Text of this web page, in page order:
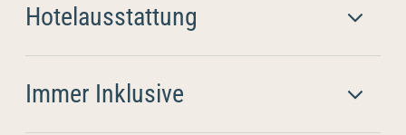
Hotelausstattung
Immer Inklusive